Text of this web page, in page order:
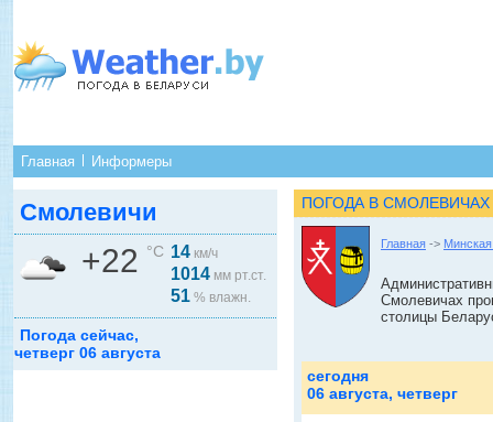
Главная Информеры
Смолевичи
+22 °C 14 км/ч
1014 мм рт.ст.
51 % влажн.
Погода сейчас,
четверг 06 августа
ПОГОДА В СМОЛЕВИЧАХ
Главная ->
Смолевичах
столицы
сегодня
06 августа, четверг